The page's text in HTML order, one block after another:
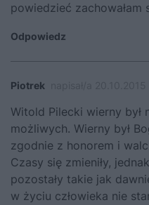
powiedzieć zachowałam
Odpowiedz
Piotrek
Witold Pilecki wierny był
możliwych. Wierny był
zgodnie z honorem i
Czasy się zmieniły,
pozostały takie jak
w życiu człowieka nie